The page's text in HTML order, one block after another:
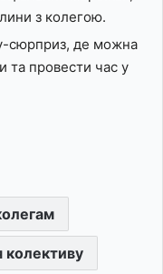
з колегою.
сюрприз, де можна
та провести час у
колективу